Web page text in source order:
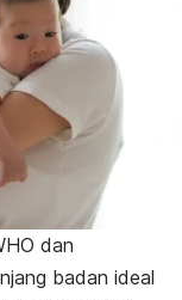
dan
badan ideal